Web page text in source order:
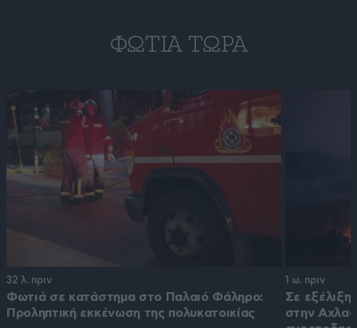
ΦΩΤΙΆ ΤΏΡΑ
32 λ. πριν
Φωτιά σε κατάστημα στο Παλαιό Φάληρο:
Προληπτική εκκένωση της πολυκατοικίας
1 ω. πριν
Σε εξέλιξη
στην